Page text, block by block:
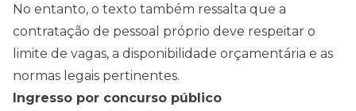
No entanto, o texto também ressalta que a
contratação de pessoal próprio deve respeitar o
limite de vagas, a disponibilidade orçamentária e as
normas legais pertinentes.
Ingresso por concurso público